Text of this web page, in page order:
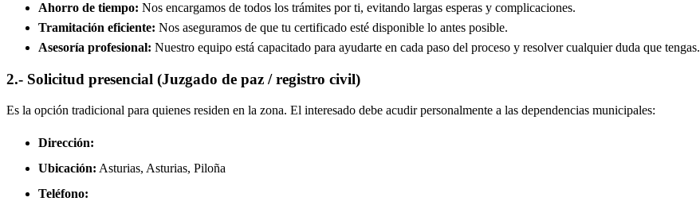
Ahorro de tiempo: Nos encargamos de todos los trámites por ti, evitando largas esperas y complicaciones.
Tramitación eficiente: Nos aseguramos de que tu certificado esté disponible lo antes posible.
Asesoría profesional: Nuestro equipo está capacitado para ayudarte en cada paso del proceso y resolver cualquier duda que tengas.
2.- Solicitud presencial (Juzgado de paz / registro civil)
Es la opción tradicional para quienes residen en la zona. El interesado debe acudir personalmente a las dependencias municipales:
Dirección:
Ubicación: Asturias, Asturias, Piloña
Teléfono: